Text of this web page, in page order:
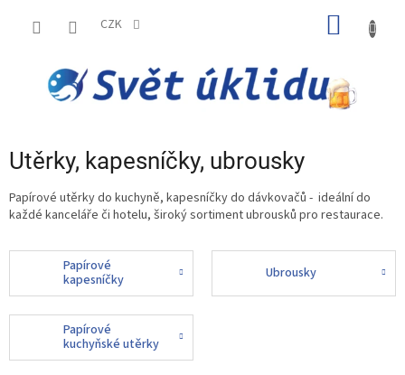
CZK
Utěrky, kapesníčky, ubrousky
Papírové utěrky do kuchyně, kapesníčky do dávkovačů - ideální do
každé kanceláře či hotelu, široký sortiment ubrousků pro restaurace.
Papírové
kapesníčky
Ubrousky
Papírové
kuchyňské utěrky